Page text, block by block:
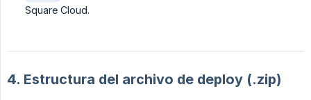
Square Cloud.
4. Estructura del archivo de deploy (.zip)